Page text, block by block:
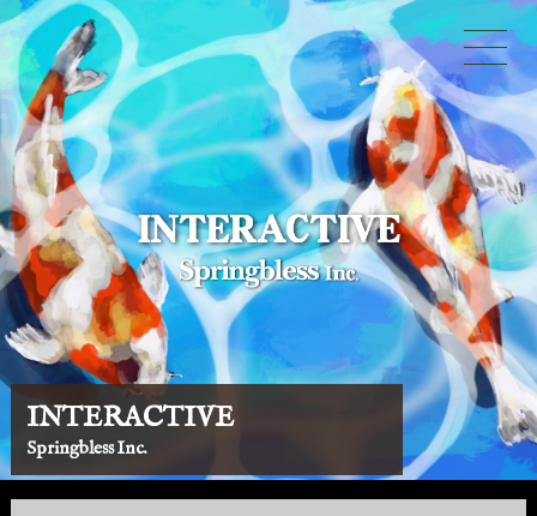
INTERACTIVE
Springbless Inc.